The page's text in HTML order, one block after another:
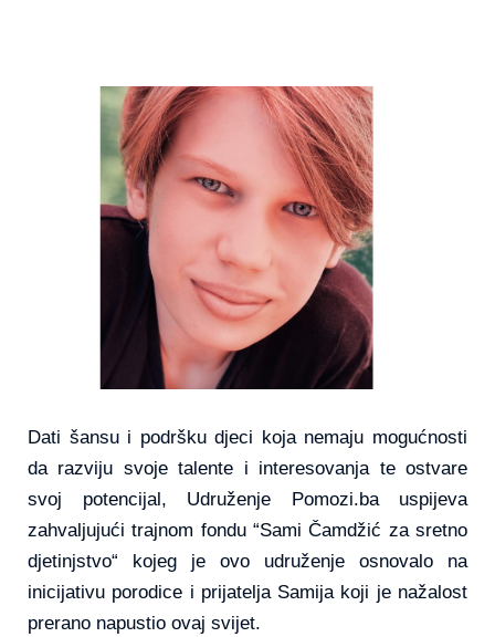
Dati šansu i podršku djeci koja nemaju mogućnosti
da razviju svoje talente i interesovanja te ostvare
svoj potencijal, Udruženje Pomozi.ba uspijeva
zahvaljujući trajnom fondu “Sami Čamdžić za sretno
djetinjstvo“ kojeg je ovo udruženje osnovalo na
inicijativu porodice i prijatelja Samija koji je nažalost
prerano napustio ovaj svijet.